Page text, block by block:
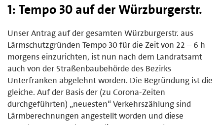
1: Tempo 30 auf der Würzburgerstr.
Unser Antrag auf der gesamten Würzburgerstr. aus
Lärmschutzgründen Tempo 30 für die Zeit von 22 – 6 h
morgens einzurichten, ist nun nach dem Landratsamt
auch von der Straßenbaubehörde des Bezirks
Unterfranken abgelehnt worden. Die Begründung ist die
gleiche. Auf der Basis der (zu Corona-Zeiten
durchgeführten) „neuesten“ Verkehrszählung sind
Lärmberechnungen angestellt worden und diese